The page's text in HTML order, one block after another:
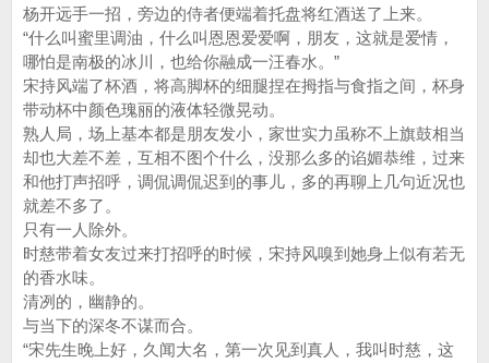
杨开远手一招，旁边的侍者便端着托盘将红酒送了上来。
“什么叫蜜里调油，什么叫恩恩爱爱啊，朋友，这就是爱情，
哪怕是南极的冰川，也给你融成一汪春水。”
宋持风端了杯酒，将高脚杯的细腿捏在拇指与食指之间，杯身
带动杯中颜色瑰丽的液体轻微晃动。
熟人局，场上基本都是朋友发小，家世实力虽称不上旗鼓相当
却也大差不差，互相不图个什么，没那么多的谄媚恭维，过来
和他打声招呼，调侃调侃迟到的事儿，多的再聊上几句近况也
就差不多了。
只有一人除外。
时慈带着女友过来打招呼的时候，宋持风嗅到她身上似有若无
的香水味。
清冽的，幽静的。
与当下的深冬不谋而合。
“宋先生晚上好，久闻大名，第一次见到真人，我叫时慈，这